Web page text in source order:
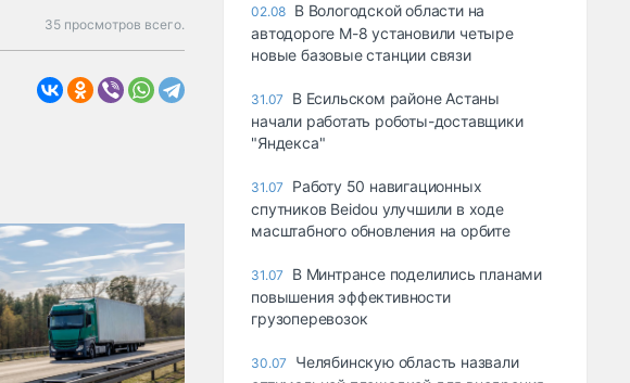
35 просмотров всего.
02.08 В Вологодской области на
автодороге М-8 установили четыре
новые базовые станции связи
31.07
В Есильском районе Астаны
начали работать роботы-доставщики
"Яндекса"
31.07
Работу 50 навигационных
спутников Beidou улучшили в ходе
масштабного обновления на орбите
31.07
В Минтрансе поделились планами
повышения эффективности
грузоперевозок
30.07
Челябинскую область назвали